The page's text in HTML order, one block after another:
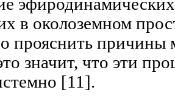
в околоземном
прояснить причины
значит, что эти
[11].